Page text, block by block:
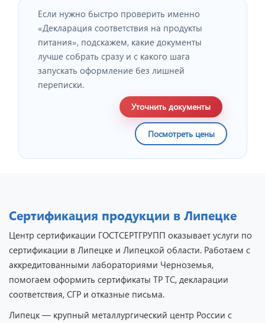
Если нужно быстро проверить именно
«Декларация соответствия на продукты
питания», подскажем, какие документы
лучше собрать сразу и с какого шага
запускать оформление без лишней
переписки.
Уточнить документы
Посмотреть цены
Сертификация продукции в Липецке
Центр сертификации ГОСТСЕРТГРУПП оказывает услуги по
сертификации в Липецке и Липецкой области. Работаем с
аккредитованными лабораториями Черноземья,
помогаем оформить сертификаты ТР ТС, декларации
соответствия, СГР и отказные письма.
Липецк — крупный металлургический центр России с